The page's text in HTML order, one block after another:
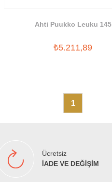
Ahti Puukko Leuku 145
₺5.211,89
1
Ücretsiz
İADE VE DEĞİŞİM